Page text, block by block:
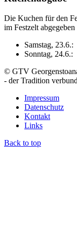
Die Kuchen für den
im Festzelt
Samstag,
Sonntag,
© GTV
- der Tradition
Impressum
Datenschutz
Kontakt
Links
Back to top